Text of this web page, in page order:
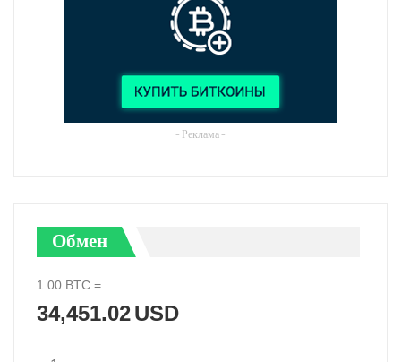
- Реклама -
Обмен
1.00 BTC =
34,451.02USD